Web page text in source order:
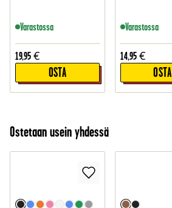
Varastossa
19,95 €
OSTA
Varastossa
14,95 €
OSTA
Ostetaan usein yhdessä